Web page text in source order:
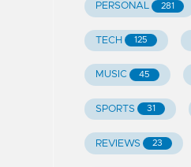
PERSONAL 281
TECH 125
MUSIC 45
SPORTS 31
REVIEWS 23